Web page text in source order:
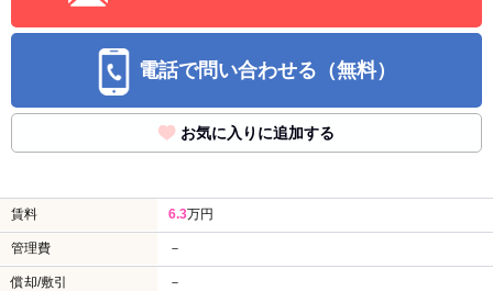
電話で問い合わせる（無料）
お気に入りに追加する
賃料 6.3万円
管理費 －
償却/敷引 －